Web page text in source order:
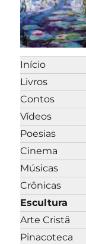
Início
Livros
Contos
Vídeos
Poesias
Cinema
Músicas
Crônicas
Escultura
Arte Cristã
Pinacoteca